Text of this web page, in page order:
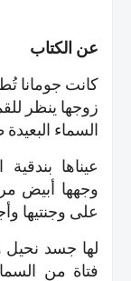
عن الكتاب
كانت جومانا
زوجها ينظر
السماء
عيناها
وجهها أبيض
على وجنتيها
لها جسد نحيل
فتاة من